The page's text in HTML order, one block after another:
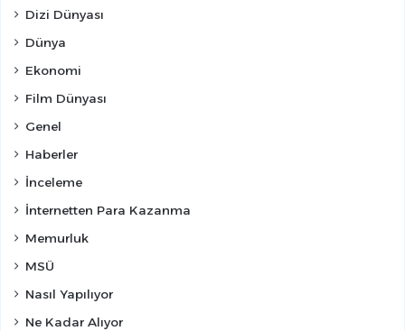
Dizi Dünyası
Dünya
Ekonomi
Film Dünyası
Genel
Haberler
İnceleme
İnternetten Para Kazanma
Memurluk
MSÜ
Nasıl Yapılıyor
Ne Kadar Alıyor